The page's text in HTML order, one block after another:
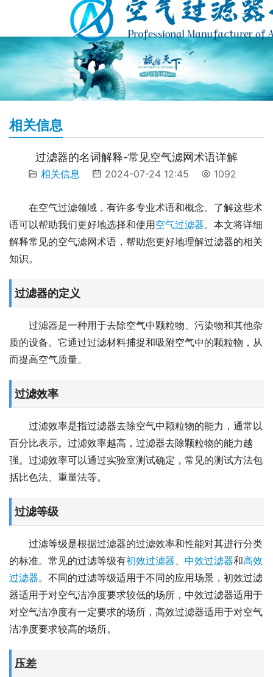
相关信息
过滤器的名词解释-常见空气滤网术语详解
相关信息 2024-07-24 12:45 1092
在空气过滤领域，有许多专业术语和概念。了解这些术
语可以帮助我们更好地选择和使用空气过滤器。本文将详细
解释常见的空气滤网术语，帮助您更好地理解过滤器的相关
知识。
过滤器的定义
过滤器是一种用于去除空气中颗粒物、污染物和其他杂
质的设备。它通过过滤材料捕捉和吸附空气中的颗粒物，从
而提高空气质量。
过滤效率
过滤效率是指过滤器去除空气中颗粒物的能力，通常以
百分比表示。过滤效率越高，过滤器去除颗粒物的能力越
强。过滤效率可以通过实验室测试确定，常见的测试方法包
括比色法、重量法等。
过滤等级
过滤等级是根据过滤器的过滤效率和性能对其进行分类
的标准。常见的过滤等级有初效过滤器、 中效过滤器和高效
过滤器。不同的过滤等级适用于不同的应用场景，初效过滤
器适用于对空气洁净度要求较低的场所，中效过滤器适用于
对空气洁净度有一定要求的场所，高效过滤器适用于对空气
洁净度要求较高的场所。
压差